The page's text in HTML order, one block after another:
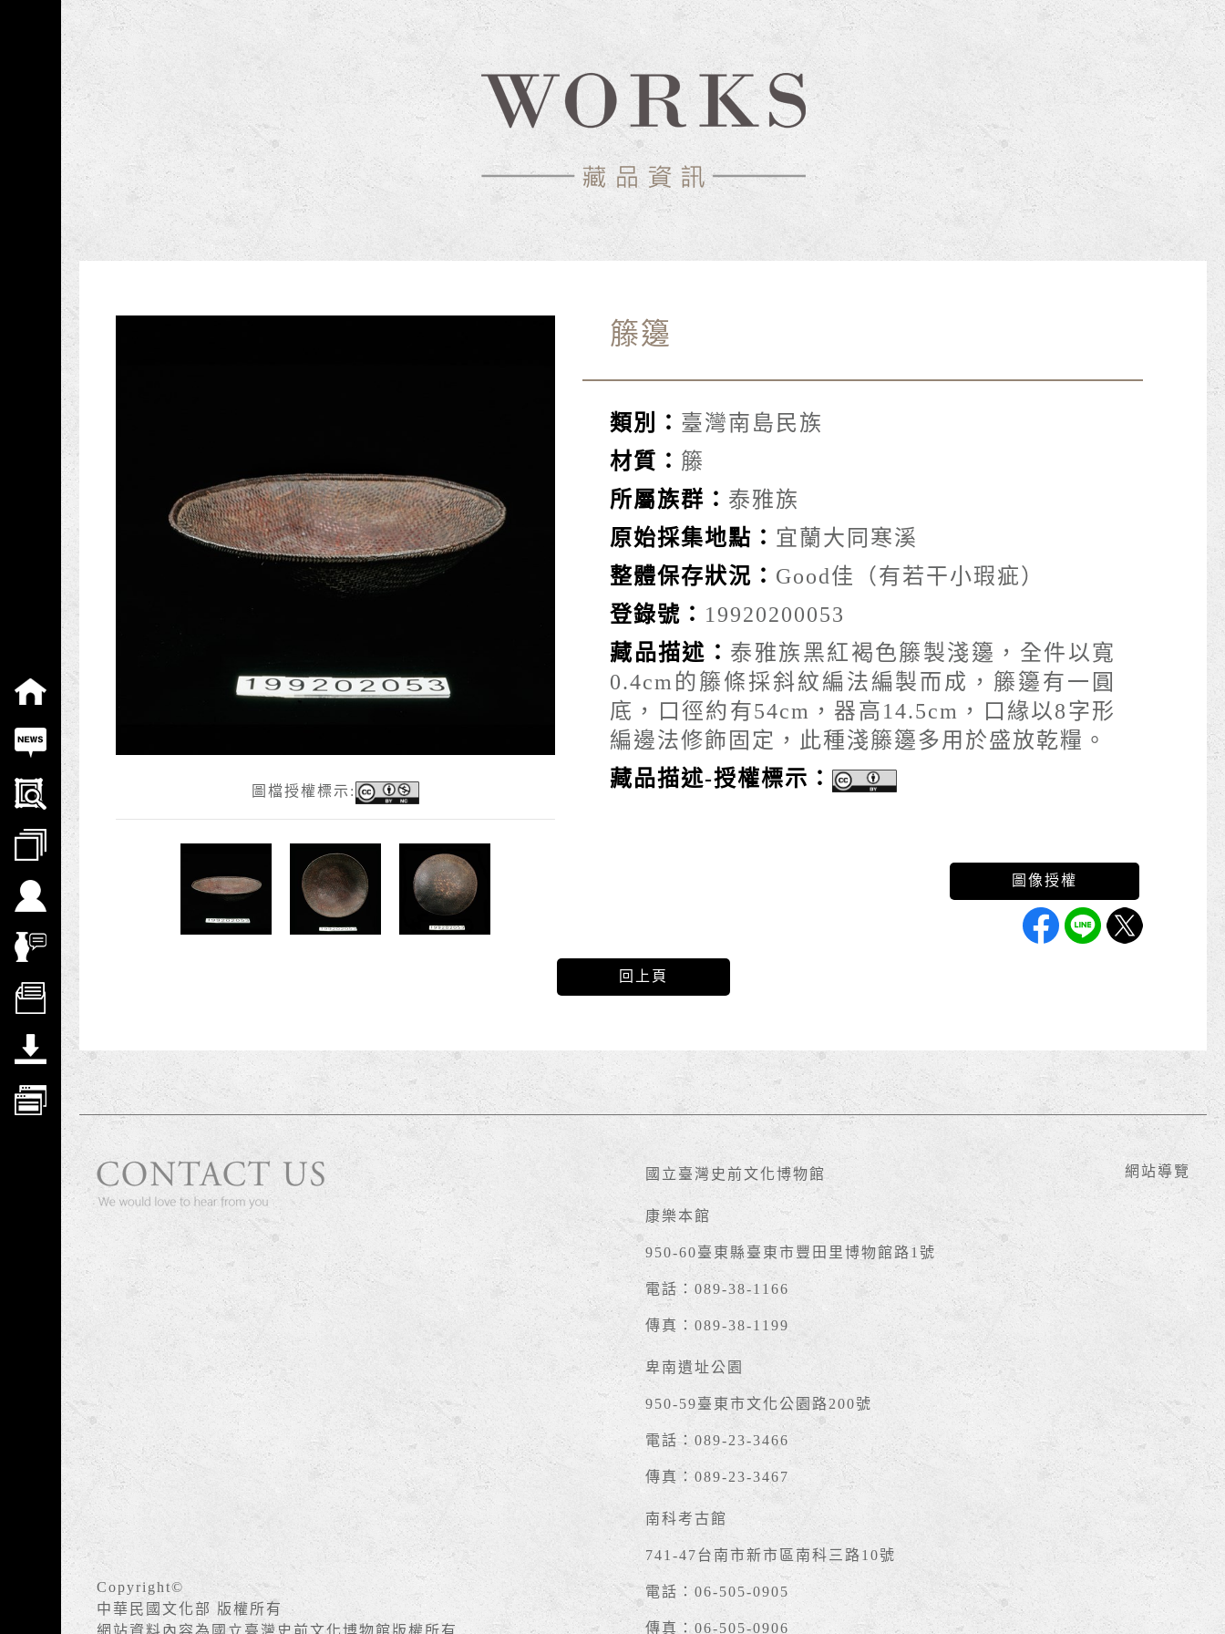
跳到主要內容國立臺灣史前文化博物館
藏品資訊
圖檔授權標示:
籐籩
類別： 臺灣南島民族
材質： 籐
所屬族群： 泰雅族
原始採集地點： 宜蘭大同寒溪
整體保存狀況： Good佳（有若干小瑕疵）
登錄號： 19920200053
藏品描述： 泰雅族黑紅褐色籐製淺籩，全件以寬
0.4cm的籐條採斜紋編法編製而成，籐籩有一圓
底，口徑約有54cm，器高14.5cm，口緣以8字形
編邊法修飾固定，此種淺籐籩多用於盛放乾糧。
藏品描述-授權標示：
回上頁
Copyright©
中華民國文化部 版權所有
網站資料內容為國立臺灣史前文化博物館版權所有
國立臺灣史前文化博物館
康樂本館
950-60臺東縣臺東市豐田里博物館路1號
電話：089-38-1166
傳真：089-38-1199
卑南遺址公園
950-59臺東市文化公園路200號
電話：089-23-3466
傳真：089-23-3467
南科考古館
741-47台南市新市區南科三路10號
電話：06-505-0905
傳真：06-505-0906
網站導覽